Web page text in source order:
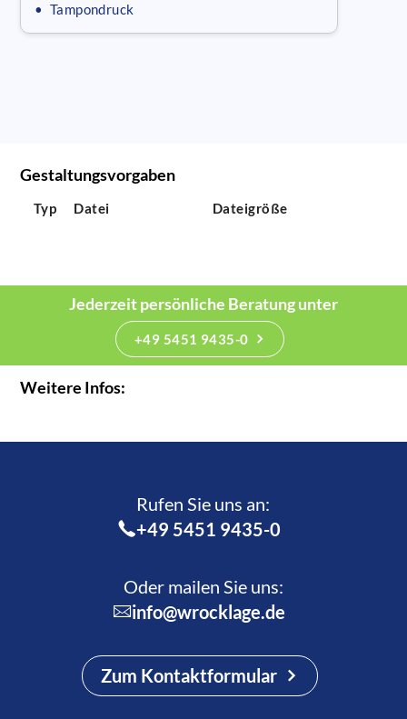
• Tampondruck
Gestaltungsvorgaben
Typ Datei Dateigröße
Jederzeit persönliche Beratung unter
+49 5451 9435-0
Weitere Infos:
Rufen Sie uns an:­
+49 5451 9435-0
Oder mailen Sie uns:
info@wrocklage.de
Zum Kontaktformular